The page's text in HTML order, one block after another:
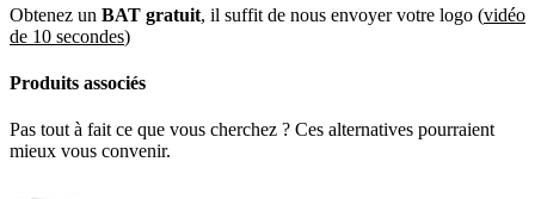
Faites des économies avec nos pots à glace
personnalisés en gros !
vous soyez traiteur pour un grand événement, nos pots à glace
personnalisés en gros sont le choix idéal pour des besoins en
Obtenez un BAT gratuit, il suffit de nous envoyer votre logo (vidéo
de 10 secondes)
Produits associés
Pas tout à fait ce que vous cherchez ? Ces alternatives pourraient
mieux vous convenir.